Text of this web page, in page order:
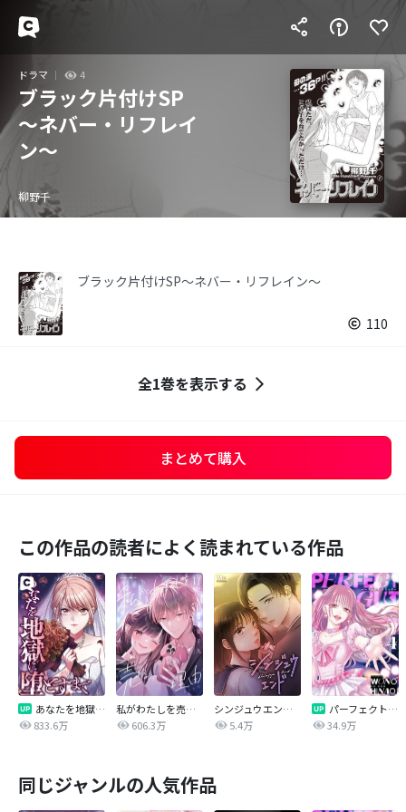
ドラマ 4
ブラック片付けSP
～ネバー・リフレイ
ン～
柳野千
ブラック片付けSP～ネバー・リフレイン～
110
全1巻を表示する
まとめて購入
この作品の読者によく読まれている作品
あなたを地獄に堕とすまで
833.6万
私がわたしを売る理由
606.3万
シンジュウエンド【タテヨミ】
5.4万
パーフェクトグリッター
34.9万
同じジャンルの人気作品